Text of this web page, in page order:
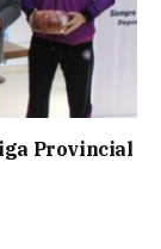
Provincial